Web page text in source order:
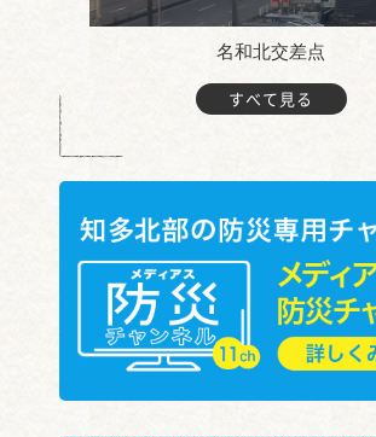
名和北交差点
すべて見る